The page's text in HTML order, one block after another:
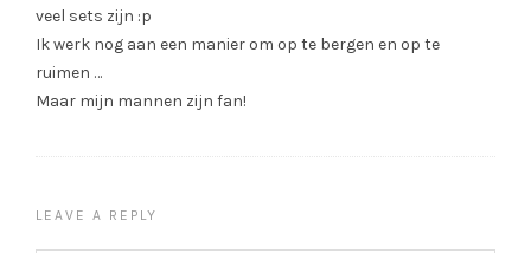
veel sets zijn :p
Ik werk nog aan een manier om op te bergen en op te
ruimen …
Maar mijn mannen zijn fan!
LEAVE A REPLY